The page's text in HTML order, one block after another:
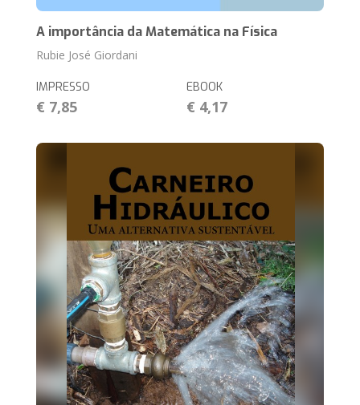
A importância da Matemática na Física
Rubie José Giordani
IMPRESSO
€ 7,85
EBOOK
€ 4,17